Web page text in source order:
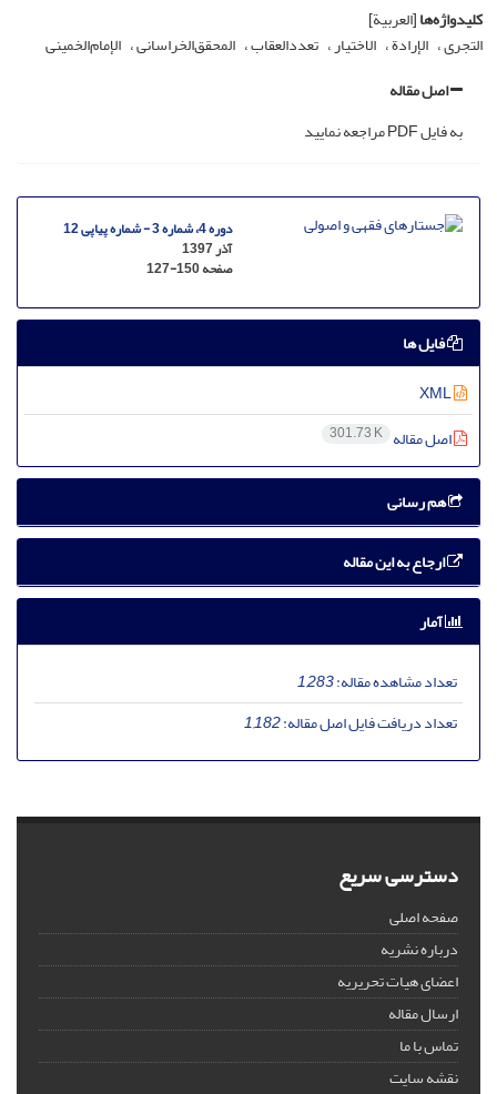
کلیدواژه‌ها[العربیة]
التجری الإرادة الاختیار تعدد‌العقاب المحقق‌الخراسانی‌ الإمام‌الخمینی
اصل مقاله
به فایل PDF مراجعه نمایید
دوره 4، شماره 3 - شماره پیاپی 12
آذر 1397
صفحه127-150
فایل ها
اصل مقاله 301.73 K
هم رسانی
ارجاع به این مقاله
آمار
تعداد مشاهده مقاله:1,283
تعداد دریافت فایل اصل مقاله:1,182
دسترسی سریع
صفحه اصلی
درباره نشریه
اعضای هیات تحریریه
ارسال مقاله
تماس با ما
نقشه سایت